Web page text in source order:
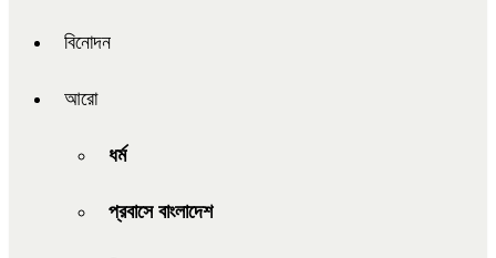
বিনোদন
আরো
ধর্ম
প্রবাসে বাংলাদেশ